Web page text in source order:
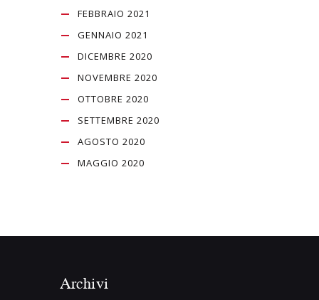
FEBBRAIO 2021
GENNAIO 2021
DICEMBRE 2020
NOVEMBRE 2020
OTTOBRE 2020
SETTEMBRE 2020
AGOSTO 2020
MAGGIO 2020
Archivi